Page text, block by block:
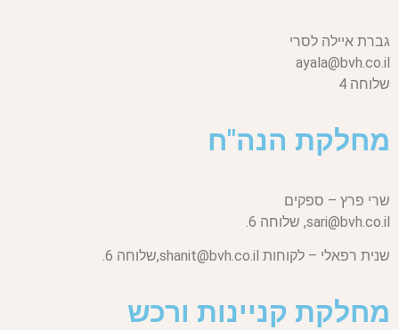
גברת איילה לסרי
ayala@bvh.co.il
שלוחה 4
מחלקת הנה"ח
שרי פרץ – ספקים
sari@bvh.co.il, שלוחה 6.
שנית רפאלי – לקוחות shanit@bvh.co.il, שלוחה 6.
מחלקת קניינות ורכש